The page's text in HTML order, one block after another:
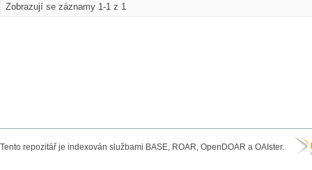
Zobrazují se záznamy 1-1 z 1
Tento repozitář je indexován službami BASE, ROAR, OpenDOAR a OAIster.